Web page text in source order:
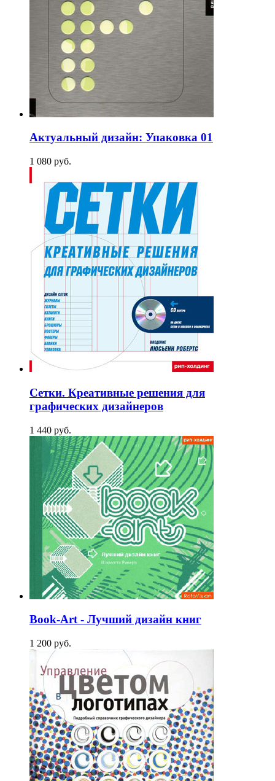
Актуальный дизайн: Упаковка 01
1 080 pуб.
Сетки. Креативные решения для
графических дизайнеров
1 440 pуб.
Book-Art - Лучший дизайн книг
1 200 pуб.